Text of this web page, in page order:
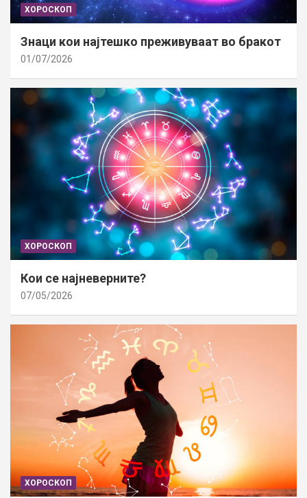
ХОРОСКОП
Знаци кои најтешко преживуваат во бракот
01/07/2026
ХОРОСКОП
Кои се најневерните?
07/05/2026
ХОРОСКОП